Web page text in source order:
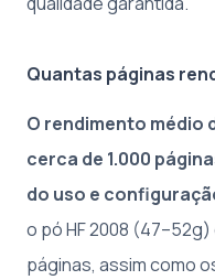
Quantas páginas
O rendimento médio
cerca de 1.000
do uso e
o pó HF 2008
páginas, assim como